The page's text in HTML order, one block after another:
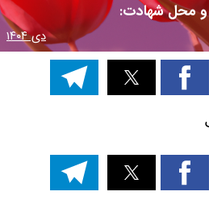
و محل شهادت:
دی ۱۴۰۴